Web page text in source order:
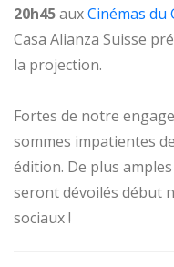
20h45auxCinémas du
Casa Alianza Suisse
la projection.
Fortes de notre
sommes impatientes
édition. De plus
seront dévoilés début
sociaux !